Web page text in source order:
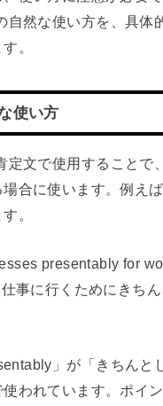
自然な使い方を、具体
。
使い方
定文で使用することで
合に使います。例え
。
presentably for
事に行くためにきち
」が「きちんと
われています。ポイ